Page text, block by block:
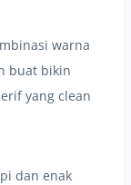
warna
buat bikin
yang clean
dan enak